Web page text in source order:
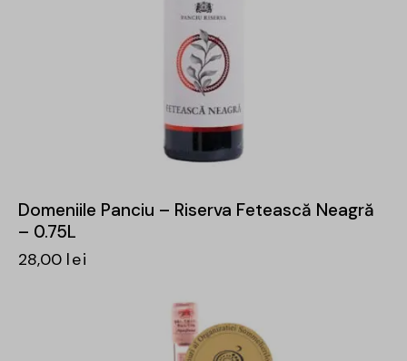
Domeniile Panciu – Riserva Fetească Neagră
– 0.75L
28,00 lei